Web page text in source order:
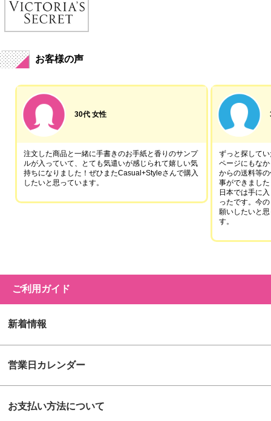
お客様の声
30代 女性
注文した商品と一緒に手書きのお手紙と香りのサンプ
ルが入っていて、とても気遣いが感じられて嬉しい気
持ちになりました！ぜひまたCasual+Styleさんで購入
したいと思っています。
ずっと探して
ページにもな
からの送料等
事ができました
日本では手に
ったです。今
願いしたいと
す。
ご利用ガイド
新着情報
営業日カレンダー
お支払い方法について